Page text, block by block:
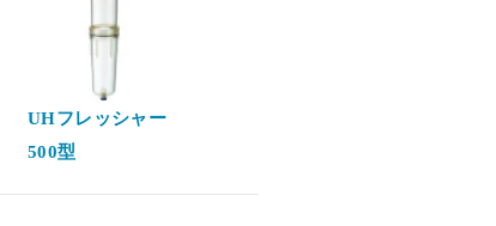
UHフレッシャー
500型